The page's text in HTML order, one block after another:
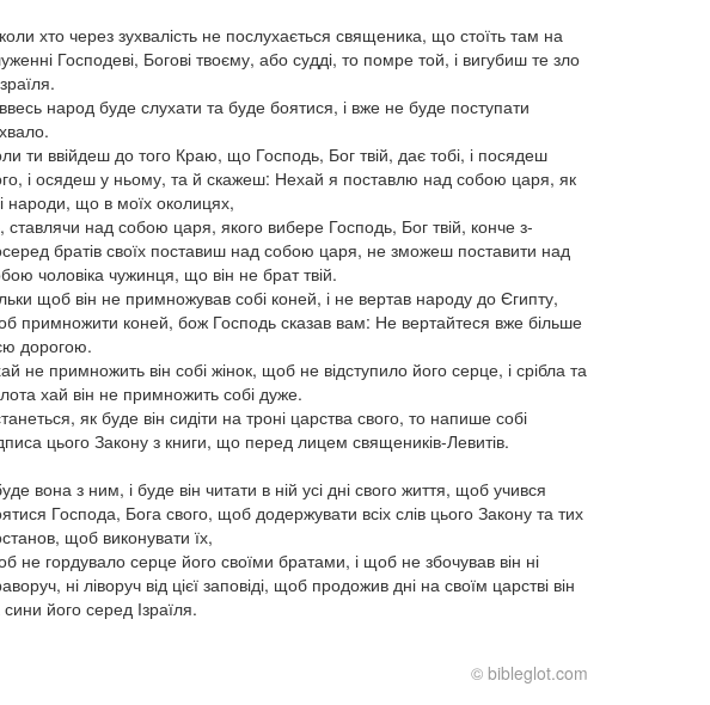
хто через зухвалість не послухається священика, що стоїть там на
Господеві, Богові твоєму, або судді, то помре той, і вигубиш те зло
народ буде слухати та буде боятися, і вже не буде поступати
ти ввійдеш до того Краю, що Господь, Бог твій, дає тобі, і посядеш
і осядеш у ньому, та й скажеш: Нехай я поставлю над собою царя, як
народи, що в моїх околицях,
ставлячи над собою царя, якого вибере Господь, Бог твій, конче з-
братів своїх поставиш над собою царя, не зможеш поставити над
чоловіка чужинця, що він не брат твій.
щоб він не примножував собі коней, і не вертав народу до Єгипту,
примножити коней, бож Господь сказав вам: Не вертайтеся вже більше
дорогою.
не примножить він собі жінок, щоб не відступило його серце, і срібла та
хай він не примножить собі дуже.
як буде він сидіти на троні царства свого, то напише собі
цього Закону з книги, що перед лицем священиків-Левитів.
вона з ним, і буде він читати в ній усі дні свого життя, щоб учився
Господа, Бога свого, щоб додержувати всіх слів цього Закону та тих
щоб виконувати їх,
не гордувало серце його своїми братами, і щоб не збочував він ні
ні ліворуч від цієї заповіді, щоб продожив дні на своїм царстві він
сини його серед Ізраїля.
© bibleglot.com